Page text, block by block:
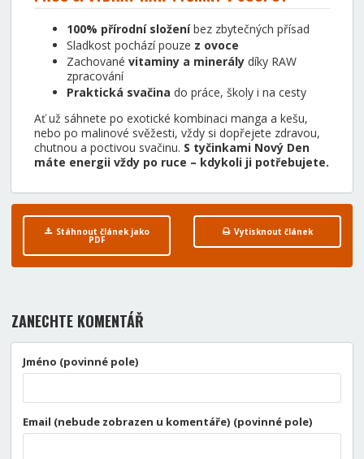
100% přírodní složeníbez zbytečných přísad
Sladkost pochází pouze z ovoce
Zachované vitaminy a minerály díky RAW
zpracování
Praktická svačina do práce, školy i na cesty
Ať už sáhnete po exotické kombinaci manga a kešu,
nebo po malinové svěžesti, vždy si dopřejete zdravou,
chutnou a poctivou svačinu. S tyčinkami Nový Den
máte energii vždy po ruce – kdykoli ji potřebujete.
Stáhnout článek jako
PDF
Vytisknout článek
ZANECHTE KOMENTÁŘ
Jméno (povinné pole)
Email (nebude zobrazen u komentáře) (povinné pole)